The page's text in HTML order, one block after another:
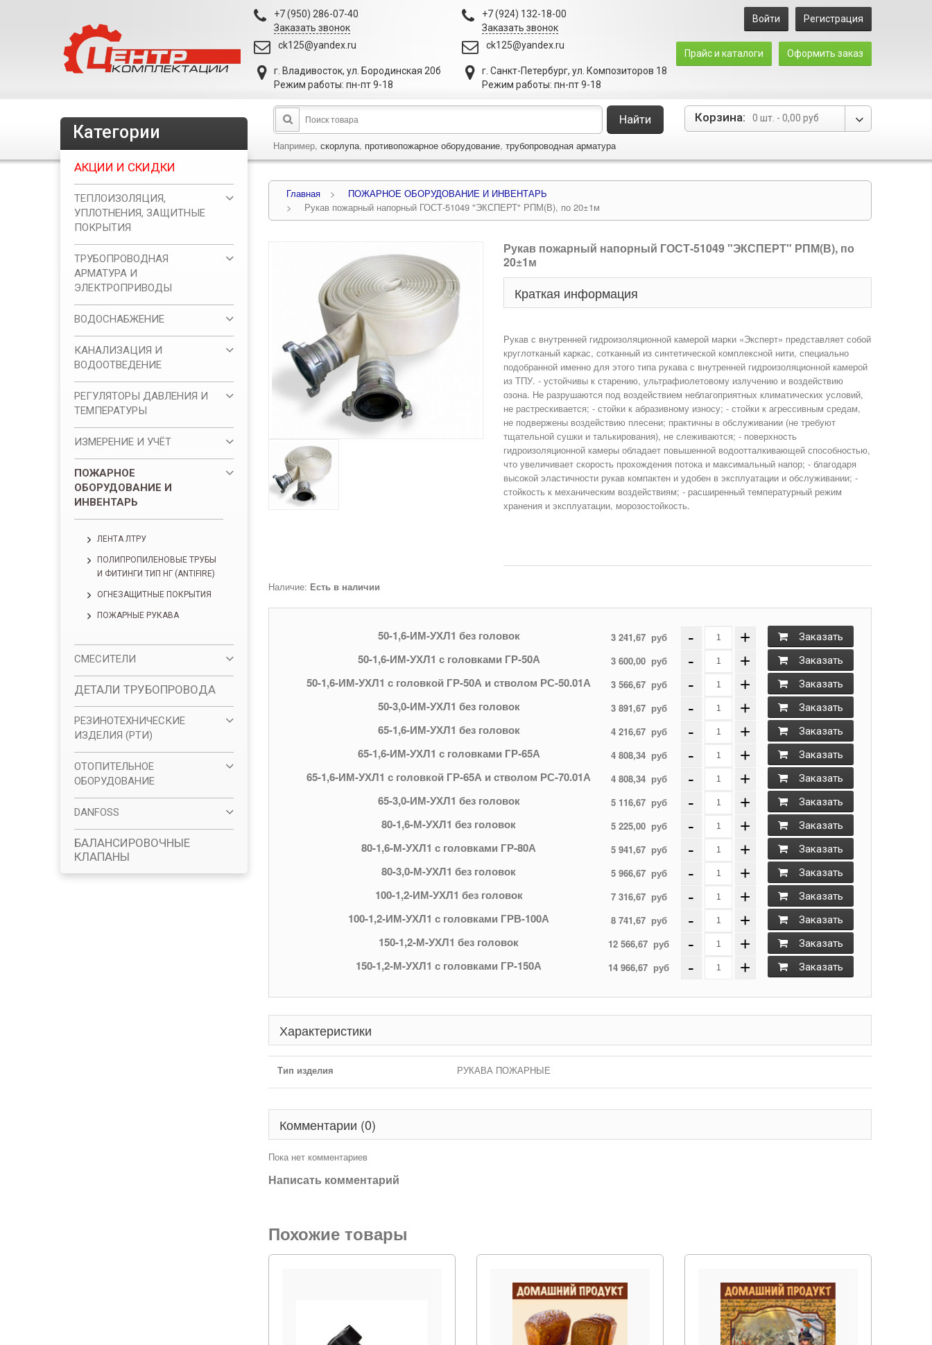
Войти Регистрация
Прайс и каталоги Оформить заказ
+7 (950) 286-07-40
Заказать звонок
ck125@yandex.ru
г. Владивосток, ул. Бородинская 20б
Режим работы: пн-пт 9-18
+7 (924) 132-18-00
Заказать звонок
ck125@yandex.ru
г. Санкт-Петербург, ул. Композиторов 18
Режим работы: пн-пт 9-18
Корзина: 0 шт. - 0,00 руб
Найти
Например, скорлупа, противопожарное оборудование, трубопроводная арматура
Главная >
ПОЖАРНОЕ ОБОРУДОВАНИЕ И ИНВЕНТАРЬ
>
Рукав пожарный напорный ГОСТ-51049 "ЭКСПЕРТ" РПМ(В), по 20±1м
Рукав пожарный напорный ГОСТ-51049 "ЭКСПЕРТ" РПМ(В), по
20±1м
Краткая информация
Рукав с внутренней гидроизоляционной камерой марки «Эксперт» представляет собой
круглотканый каркас, сотканный из синтетической комплексной нити, специально
подобранной именно для этого типа рукава с внутренней гидроизоляционной камерой
из ТПУ. - устойчивы к старению, ультрафиолетовому излучению и воздействию
озона. Не разрушаются под воздействием неблагоприятных климатических условий,
не растрескивается; - стойки к абразивному износу; - стойки к агрессивным средам,
не подвержены воздействию плесени; практичны в обслуживании (не требуют
тщательной сушки и талькирования), не слеживаются; - поверхность
гидроизоляционной камеры обладает повышенной водоотталкивающей способностью,
что увеличивает скорость прохождения потока и максимальный напор; - благодаря
высокой эластичности рукав компактен и удобен в эксплуатации и обслуживании; -
стойкость к механическим воздействиям; - расширенный температурный режим
хранения и эксплуатации, морозостойкость.
Наличие: Есть в наличии
50-1,6-ИМ-УХЛ1 без головок 3 241,67руб - + Заказать
50-1,6-ИМ-УХЛ1 с головками ГР-50А 3 600,00руб - + Заказать
50-1,6-ИМ-УХЛ1 с головкой ГР-50А и стволом РС-50.01А 3 566,67руб - + Заказать
50-3,0-ИМ-УХЛ1 без головок 3 891,67руб - + Заказать
65-1,6-ИМ-УХЛ1 без головок 4 216,67руб - + Заказать
65-1,6-ИМ-УХЛ1 с головками ГР-65А 4 808,34руб - + Заказать
65-1,6-ИМ-УХЛ1 с головкой ГР-65А и стволом РС-70.01А 4 808,34руб - + Заказать
65-3,0-ИМ-УХЛ1 без головок 5 116,67руб - + Заказать
80-1,6-М-УХЛ1 без головок 5 225,00руб - + Заказать
80-1,6-М-УХЛ1 с головками ГР-80А 5 941,67руб - + Заказать
80-3,0-М-УХЛ1 без головок 5 966,67руб - + Заказать
100-1,2-ИМ-УХЛ1 без головок 7 316,67руб - + Заказать
100-1,2-ИМ-УХЛ1 с головками ГРВ-100А 8 741,67руб - + Заказать
150-1,2-М-УХЛ1 без головок 12 566,67 руб - + Заказать
150-1,2-М-УХЛ1 с головками ГР-150А 14 966,67 руб - + Заказать
Характеристики
Тип изделия РУКАВА ПОЖАРНЫЕ
Комментарии (0)
Пока нет комментариев
Написать комментарий
Похожие товары
Категории
АКЦИИ И СКИДКИ
ТЕПЛОИЗОЛЯЦИЯ,
УПЛОТНЕНИЯ, ЗАЩИТНЫЕ
ПОКРЫТИЯ
ТРУБОПРОВОДНАЯ
АРМАТУРА И
ЭЛЕКТРОПРИВОДЫ
ВОДОСНАБЖЕНИЕ
КАНАЛИЗАЦИЯ И
ВОДООТВЕДЕНИЕ
РЕГУЛЯТОРЫ ДАВЛЕНИЯ И
ТЕМПЕРАТУРЫ
ИЗМЕРЕНИЕ И УЧЁТ
ПОЖАРНОЕ
ОБОРУДОВАНИЕ И
ИНВЕНТАРЬ
ЛЕНТА ЛТРУ
ПОЛИПРОПИЛЕНОВЫЕ ТРУБЫ
И ФИТИНГИ ТИП НГ (ANTIFIRE)
ОГНЕЗАЩИТНЫЕ ПОКРЫТИЯ
ПОЖАРНЫЕ РУКАВА
СМЕСИТЕЛИ
ДЕТАЛИ ТРУБОПРОВОДА
РЕЗИНОТЕХНИЧЕСКИЕ
ИЗДЕЛИЯ (РТИ)
ОТОПИТЕЛЬНОЕ
ОБОРУДОВАНИЕ
DANFOSS
БАЛАНСИРОВОЧНЫЕ
КЛАПАНЫ